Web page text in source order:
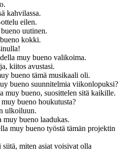
kahvilassa.
eilen.
uutinen.
kokki.
muy bueno valikoima.
kiitos avustasi.
bueno tämä musikaali oli.
bueno suunnitelmia viikonlopuksi?
muy bueno, suosittelen sitä kaikille.
bueno houkutusta?
ulkoiluun.
muy bueno laadukas.
muy bueno työstä tämän projektin
miten asiat voisivat olla